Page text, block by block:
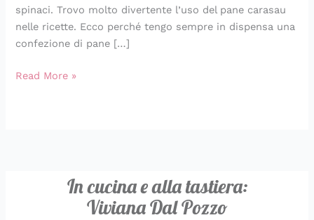
spinaci. Trovo molto divertente l’uso del pane carasau
nelle ricette. Ecco perché tengo sempre in dispensa una
confezione di pane […]
Read More »
In cucina e alla tastiera:
Viviana Dal Pozzo